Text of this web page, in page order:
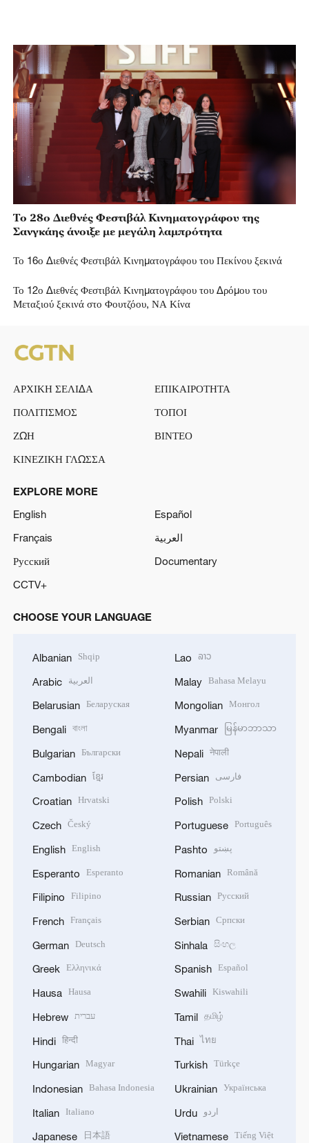
Το 28ο Διεθνές Φεστιβάλ Κινηματογράφου της
Σανγκάης άνοιξε με μεγάλη λαμπρότητα
Το 16ο Διεθνές Φεστιβάλ Κινηματογράφου του Πεκίνου ξεκινά
Το 12ο Διεθνές Φεστιβάλ Κινηματογράφου του Δρόμου του
Μεταξιού ξεκινά στο Φουτζόου, ΝΑ Κίνα
ΑΡΧΙΚΗ ΣΕΛΙΔΑ
ΕΠΙΚΑΙΡΟΤΗΤΑ
ΠΟΛΙΤΙΣΜΟΣ
ΤΟΠΟΙ
ΖΩΗ
ΒΙΝΤΕΟ
ΚΙΝΕΖΙΚΗ ΓΛΩΣΣΑ
EXPLORE MORE
English
Español
Français
العربية
Русский
Documentary
CCTV+
CHOOSE YOUR LANGUAGE
Albanian Shqip
Arabic العربية
Belarusian Беларуская
Bengali বাংলা
Bulgarian Български
Cambodian ខ្មែរ
Croatian Hrvatski
Czech Český
English English
Esperanto Esperanto
Filipino Filipino
French Français
German Deutsch
Greek Ελληνικά
Hausa Hausa
Hebrew עברית
Hindi हिन्दी
Hungarian Magyar
Indonesian Bahasa Indonesia
Italian Italiano
Japanese 日本語
Lao ລາວ
Malay Bahasa Melayu
Mongolian Монгол
Myanmar မြန်မာဘာသာ
Nepali नेपाली
Persian فارسی
Polish Polski
Portuguese Português
Pashto پښتو
Romanian Română
Russian Русский
Serbian Српски
Sinhala සිංහල
Spanish Español
Swahili Kiswahili
Tamil தமிழ்
Thai ไทย
Turkish Türkçe
Ukrainian Українська
Urdu اردو
Vietnamese Tiếng Việt